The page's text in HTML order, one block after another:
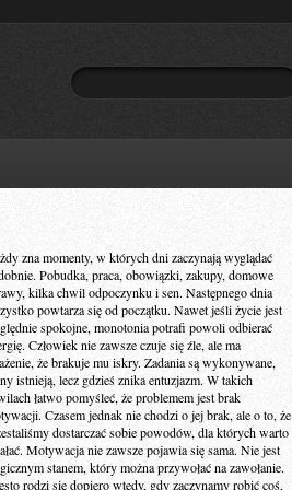
zna momenty, w których dni zaczynają wyglądać
Pobudka, praca, obowiązki, zakupy, domowe
kilka chwil odpoczynku i sen. Następnego dnia
powtarza się od początku. Nawet jeśli życie jest
spokojne, monotonia potrafi powoli odbierać
Człowiek nie zawsze czuje się źle, ale ma
że brakuje mu iskry. Zadania są wykonywane,
istnieją, lecz gdzieś znika entuzjazm. W takich
łatwo pomyśleć, że problemem jest brak
Czasem jednak nie chodzi o jej brak, ale o to, że
dostarczać sobie powodów, dla których warto
Motywacja nie zawsze pojawia się sama. Nie jest
stanem, który można przywołać na zawołanie.
rodzi się dopiero wtedy, gdy zaczynamy robić coś,